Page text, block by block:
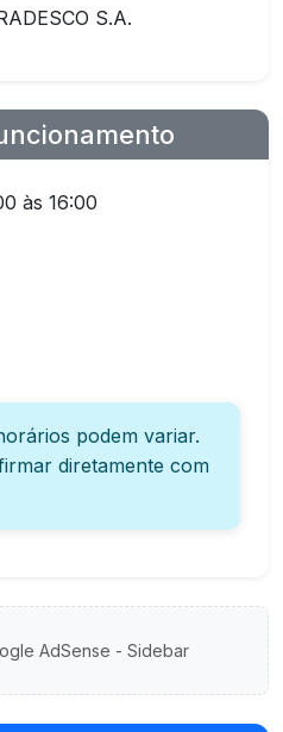
S.A.
às 16:00
podem variar.
diretamente com
AdSense - Sidebar